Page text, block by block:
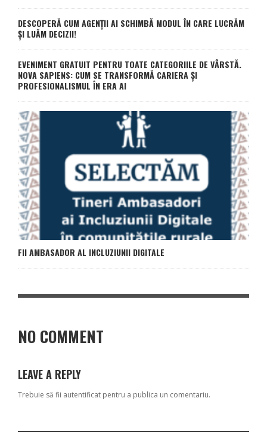
DESCOPERĂ CUM AGENȚII AI SCHIMBĂ MODUL ÎN CARE LUCRĂM
ȘI LUĂM DECIZII!
EVENIMENT GRATUIT PENTRU TOATE CATEGORIILE DE VÂRSTĂ.
NOVA SAPIENS: CUM SE TRANSFORMĂ CARIERA ȘI
PROFESIONALISMUL ÎN ERA AI
FII AMBASADOR AL INCLUZIUNII DIGITALE
NO COMMENT
LEAVE A REPLY
Trebuie să fii autentificat pentru a publica un comentariu.